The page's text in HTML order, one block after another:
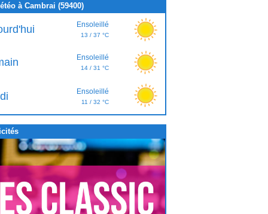
à Cambrai (59400)
Ensoleillé
13 / 37 °C
Ensoleillé
14 / 31 °C
Ensoleillé
11 / 32 °C